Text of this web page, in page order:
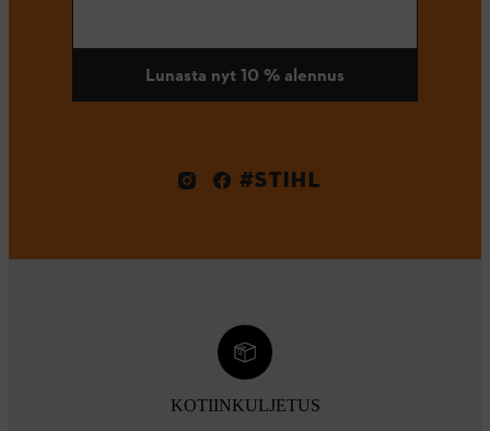
Lunasta nyt 10 % alennus
#STIHL
KOTIINKULJETUS